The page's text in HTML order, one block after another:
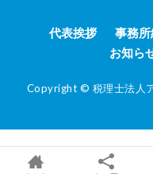
代表挨拶 事務
お知ら
Copyright © 税理士法人